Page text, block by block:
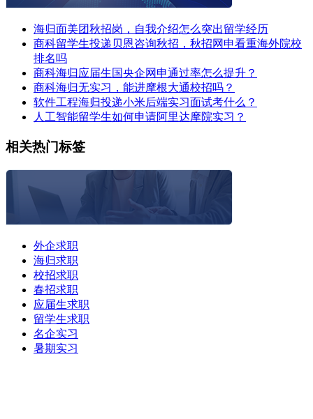
海归面美团秋招岗，自我介绍怎么突出留学经历
商科留学生投递贝恩咨询秋招，秋招网申看重海外院校
排名吗
商科海归应届生国央企网申通过率怎么提升？
商科海归无实习，能进摩根大通校招吗？
软件工程海归投递小米后端实习面试考什么？
人工智能留学生如何申请阿里达摩院实习？
相关热门标签
外企求职
海归求职
校招求职
春招求职
应届生求职
留学生求职
名企实习
暑期实习